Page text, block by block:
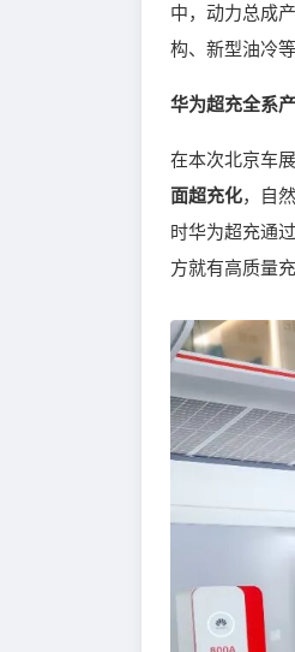
中，动力总成
构、新型油冷等
华为超充全系
在本次北京车
面超充化，自
时华为超充通
方就有高质量充